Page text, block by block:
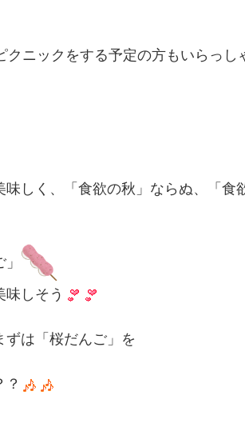
ニックをする予定の方もいらっし
しく、「食欲の秋」ならぬ、「食
しそう
は「桜だんご」を